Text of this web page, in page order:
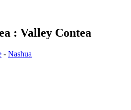
: Valley Contea
- Nashua